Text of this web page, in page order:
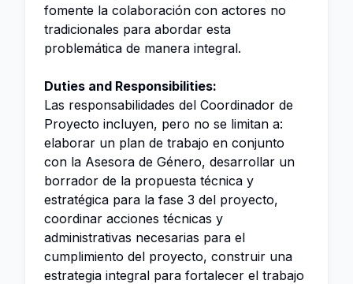
fomente la colaboración con actores no
tradicionales para abordar esta
problemática de manera integral.
Duties and Responsibilities:
Las responsabilidades del Coordinador de
Proyecto incluyen, pero no se limitan a:
elaborar un plan de trabajo en conjunto
con la Asesora de Género, desarrollar un
borrador de la propuesta técnica y
estratégica para la fase 3 del proyecto,
coordinar acciones técnicas y
administrativas necesarias para el
cumplimiento del proyecto, construir una
estrategia integral para fortalecer el trabajo